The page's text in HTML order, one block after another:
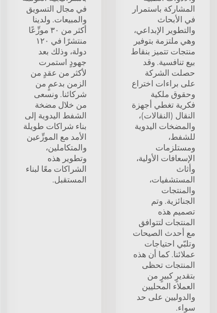
المشاركة باستمرار
في الأبحاث
والتطوير الإبداعي،
وهي ملتزمة بتوفير
منتجات تتميز بنقاط
بيع تنافسية. وقد
حصلت الشركة
على براءات اختراع
وحقوق ملكية
فكرية تغطي أجهزة
النقال (النقالات)،
والمضخات اليدوية
للشفط،
ومستلزمات
الإسعافات الأولية،
وأثاث
المستشفيات،
والمنتجات
الجنائزية. وتم
تصميم هذه
المنتجات لتتوافق
مع أحدث الصيحات
وتلبّي احتياجات
عملائنا. كما أن هذه
المنتجات تحظى
بتقديرٍ كبيرٍ من
العملاء المحليين
والدوليين على حد
سواء.
في مجال التسويق
والمبيعات. ولدينا
أكثر من ٣٠ موزِّعًا
منتشرًا في ١٢٠
دولة، وذلك بعد
جهودٍ استمرت
لأكثر من عقدٍ من
الزمن بدعمٍ من
شركائنا. ونسعى
من خلال مضخة
الشفط اليدوية إلى
بناء شراكات طويلة
الأمد مع الموزِّعين
والمتكاملين،
وتطوير هذه
الشراكات معًا لبناء
المستقبل.